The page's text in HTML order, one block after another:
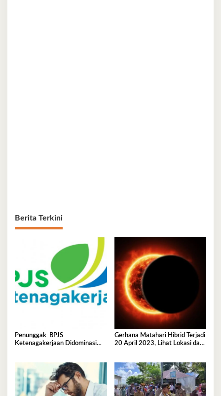
Berita Terkini
Penunggak BPJS
Ketenagakerjaan Didominasi
Gerhana Matahari Hibrid Terjadi
20 April 2023, Lihat Lokasi dan